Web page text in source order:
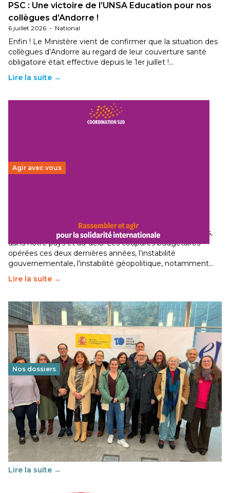
PSC : Une victoire de l’UNSA Education pour nos
collègues d’Andorre !
6 juillet 2026 - National
Enfin ! Le Ministère vient de confirmer que la situation des
collègues d’Andorre au regard de leur couverture santé
obligatoire était effective depuis le 1er juillet !…
Lire la suite →
Agir avec vous
Le secteur humanitaire connaît des difficultés profondes,
dans notre pays et au-delà. Les coupures budgétaires
opérées ces deux dernières années, l’instabilité
gouvernementale, l’instabilité géopolitique, notamment…
Lire la suite →
Nos dossiers
Éducation au vivre-ensemble : un échange croisé
franco-espagnol pour changer d’approche
29 juin 2026-National
Cette année, l'UNSA Éducation a mené un projet Erasmus
soutenu par l'union Européenne et centré sur l'éducation
au vivre-ensemble : quelles différences entre la France…
Lire la suite →